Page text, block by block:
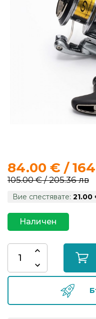
продукти
за
риболов
за
Куки
за
84.00 € /
105.00 € / 205.36 лв
Вие спестявате: 21.00
Наличен